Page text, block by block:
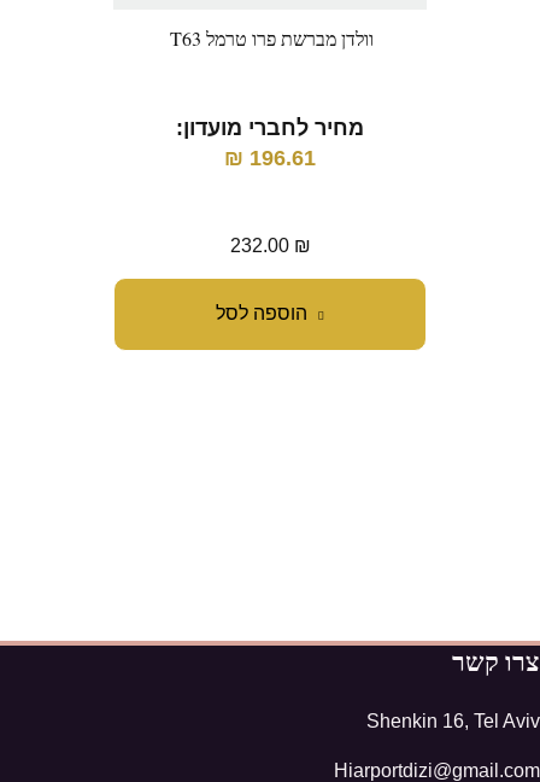
הוספה לסל
וולדן מברשת פרו טרמל T63
מחיר לחברי מועדון:
196.61
₪
232.00 ₪
צרו קשר
Shenkin 16, Tel Aviv
Hiarportdizi@gmail.com